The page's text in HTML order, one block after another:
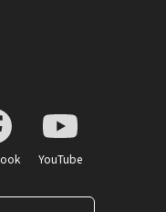
YouTube